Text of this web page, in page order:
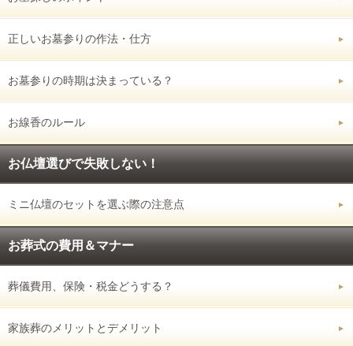
正しいお墓参りの作法・仕方
お墓参りの時期は決まっている？
お線香のルール
お仏壇選びで失敗しない！
ミニ仏壇のセットを選ぶ際の注意点
お葬式の費用＆マナー
葬儀費用、保険・税金どうする？
家族葬のメリットとデメリット